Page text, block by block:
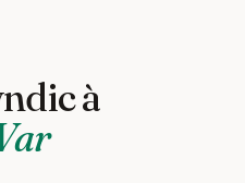
à